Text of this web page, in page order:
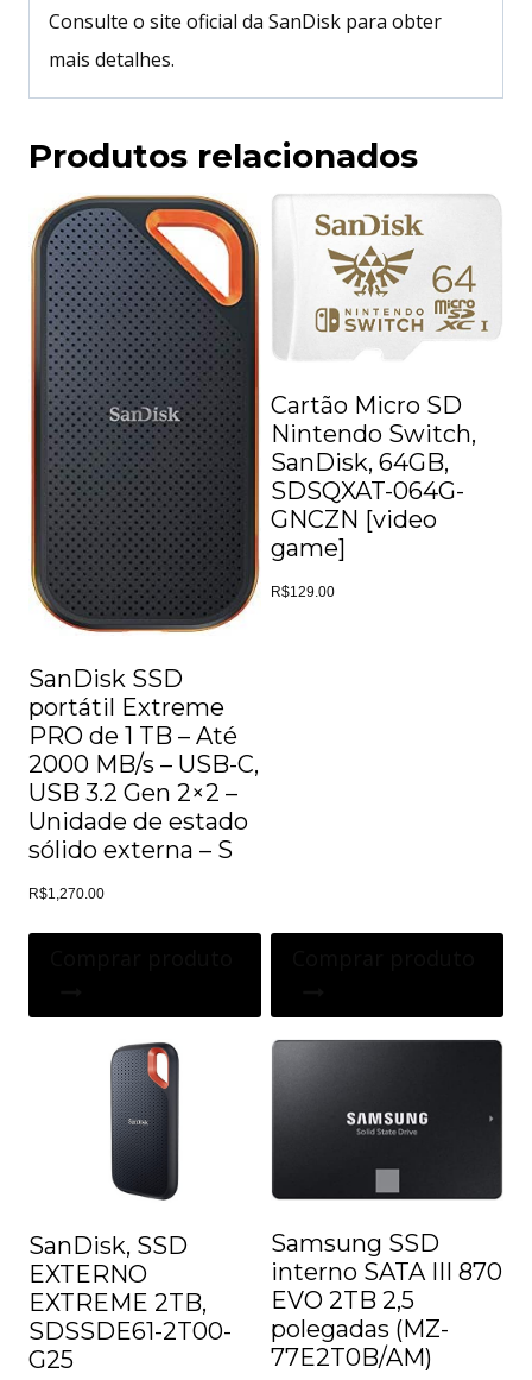
Consulte o site oficial da SanDisk para obter
mais detalhes.
Produtos relacionados
SanDisk SSD
portátil Extreme
PRO de 1 TB – Até
2000 MB/s – USB-C,
USB 3.2 Gen 2×2 –
Unidade de estado
sólido externa – S
R$1,270.00
Cartão Micro SD
Nintendo Switch,
SanDisk, 64GB,
SDSQXAT-064G-
GNCZN [video
game]
R$129.00
SanDisk, SSD
EXTERNO
EXTREME 2TB,
SDSSDE61-2T00-
G25
Samsung SSD
interno SATA III 870
EVO 2TB 2,5
polegadas (MZ-
77E2T0B/AM)